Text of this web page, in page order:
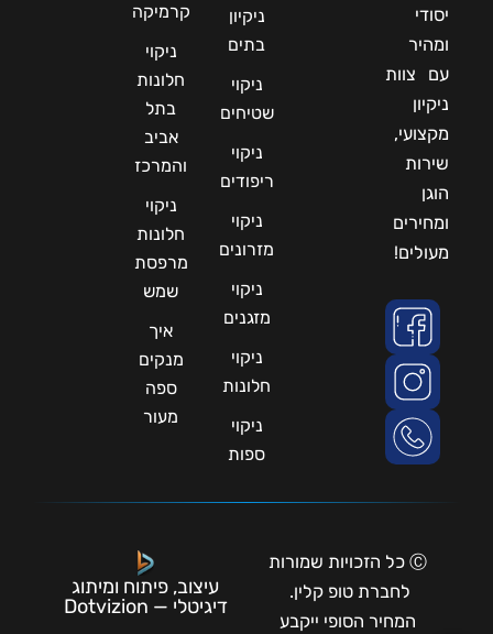
יסודי
ומהיר
עם צוות
ניקיון
מקצועי,
שירות
הוגן
ומחירים
מעולים!
ניקיון
בתים
ניקוי
שטיחים
ניקוי
ריפודים
ניקוי
מזרונים
ניקוי
מזגנים
ניקוי
חלונות
ניקוי
ספות
קרמיקה
ניקוי
חלונות
בתל
אביב
והמרכז
ניקוי
חלונות
מרפסת
שמש
איך
מנקים
ספה
מעור
Ⓒ כל הזכויות שמורות
לחברת טופ קלין.
המחיר הסופי ייקבע
עיצוב, פיתוח ומיתוג
דיגיטלי — Dotvizion